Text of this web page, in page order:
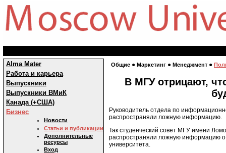
Alma Mater
Работа и карьера
Выпускники
Выпускники ВМиК
Канада (+США)
Бизнес
Новости
Статьи и публикации
Дополнительные
ресурсы
Вход
Общие ● Маркетинг ● Менеджмент ●
В МГУ отрицают,
Руководитель отдела по
распространяли ложную информацию.
Так студенческий совет МГУ имени
распространяли ложную информацию о
университета.